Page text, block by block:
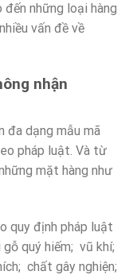
đến những loại hàng
vấn đề về
nhận
đa dạng mẫu mã
pháp luật. Và từ
mặt hàng như
quy định pháp luật
quý hiếm; vũ khí;
chất gây nghiện;